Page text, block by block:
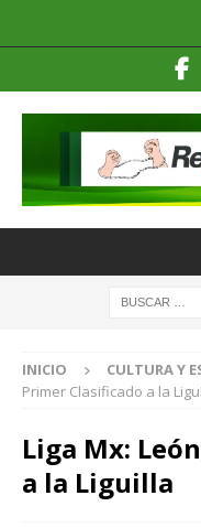
INICIO CULTURA Y
Primer Clasificado a la
Liga Mx:
a la Liguilla